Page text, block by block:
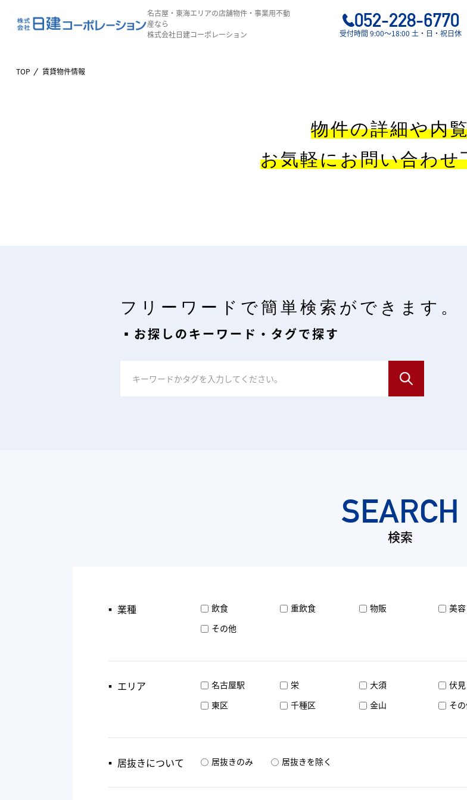
名古屋・東海エリアの店舗物件・事業用不動
産なら
株式会社日建コーポレーション
052-228-6770
受付時間 9:00〜18:00 土・日・祝日休
TOP 賃貸物件情報
物件の詳細や内
お気軽にお問い合わせ
フリーワードで簡単検索ができます。
▪︎お探しのキーワード・タグで探す
SEARCH
検索
▪︎ 業種 飲食 重飲食 物販 美
その他
▪︎ エリア 名古屋駅 栄 大須 伏
東区
千種区 金山 そ
▪︎ 居抜きについて 居抜きのみ 居抜きを除く